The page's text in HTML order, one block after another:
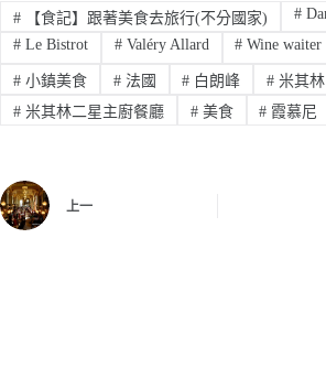
#【食記】跟著美食去旅行(不分國家) #
#Le Bistrot #Valéry Allard # Wine waiter
#小鎮美食 #法國 # 白朗峰 # 米其林
#米其林二星主廚餐廳 #美食 # 霞慕尼
上一